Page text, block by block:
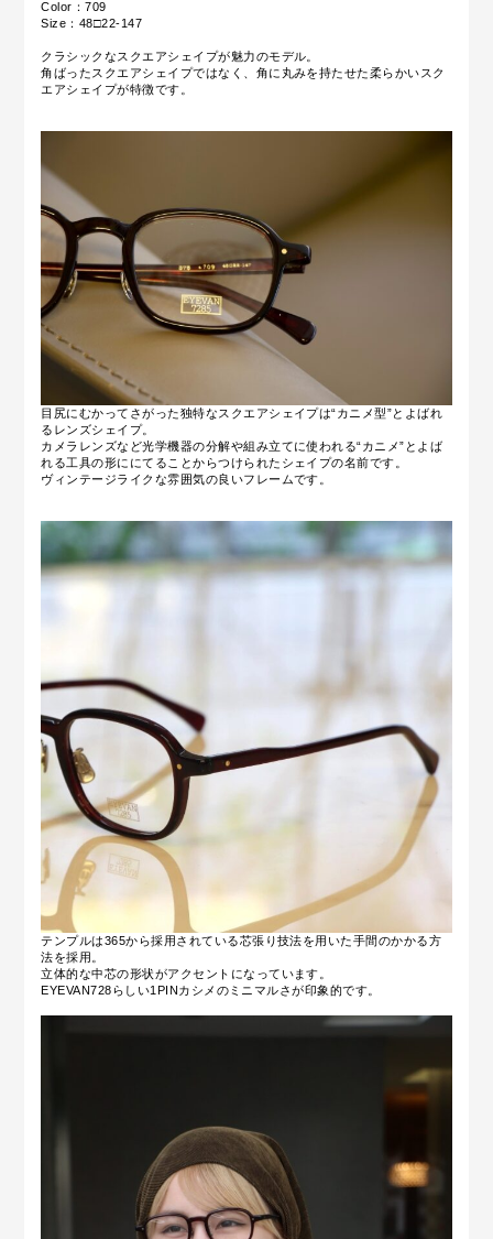
Color：709
Size：48□22-147
クラシックなスクエアシェイプが魅力のモデル。
角ばったスクエアシェイプではなく、角に丸みを持たせた柔らかいスク
エアシェイプが特徴です。
目尻にむかってさがった独特なスクエアシェイプは“カニメ型”とよばれ
るレンズシェイプ。
カメラレンズなど光学機器の分解や組み立てに使われる“カニメ”とよば
れる工具の形ににてることからつけられたシェイプの名前です。
ヴィンテージライクな雰囲気の良いフレームです。
テンプルは365から採用されている芯張り技法を用いた手間のかかる方
法を採用。
立体的な中芯の形状がアクセントになっています。
EYEVAN728らしい1PINカシメのミニマルさが印象的です。